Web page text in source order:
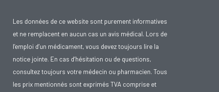
Les données de ce website sont purement informatives
et ne remplacent en aucun cas un avis médical. Lors de
l’emploi d’un médicament, vous devez toujours lire la
notice jointe. En cas d’hésitation ou de questions,
consultez toujours votre médecin ou pharmacien. Tous
les prix mentionnés sont exprimés TVA comprise et